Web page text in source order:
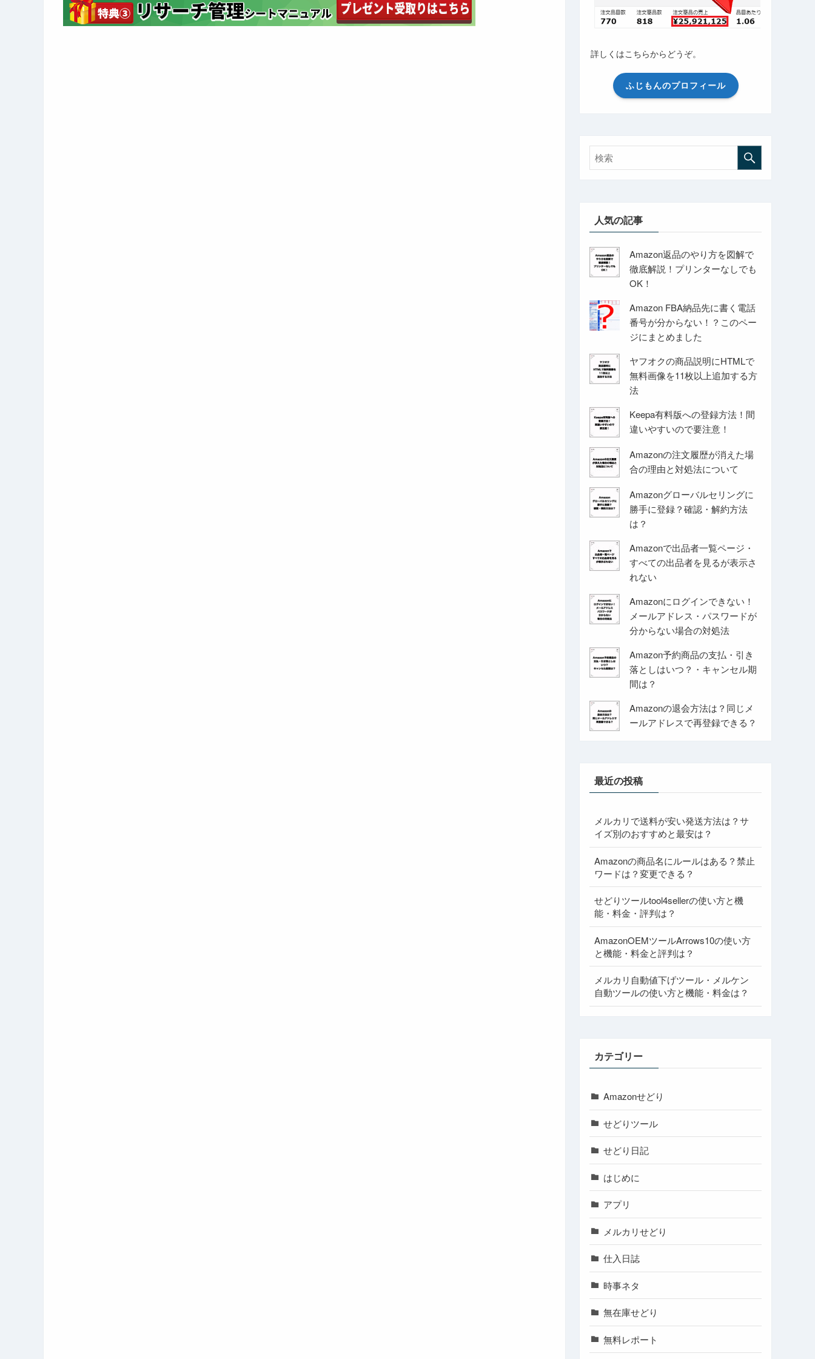
詳しくはこちらからどうぞ。
ふじもんのプロフィール
人気の記事
Amazon返品のやり方を図解で
徹底解説！プリンターなしでも
OK！
Amazon FBA納品先に書く電話
番号が分からない！？このペー
ジにまとめました
ヤフオクの商品説明にHTMLで
無料画像を11枚以上追加する方
法
Keepa有料版への登録方法！間
違いやすいので要注意！
Amazonの注文履歴が消えた場
合の理由と対処法について
Amazonグローバルセリングに
勝手に登録？確認・解約方法
は？
Amazonで出品者一覧ページ・
すべての出品者を見るが表示さ
れない
Amazonにログインできない！
メールアドレス・パスワードが
分からない場合の対処法
Amazon予約商品の支払・引き
落としはいつ？・キャンセル期
間は？
Amazonの退会方法は？同じメ
ールアドレスで再登録できる？
最近の投稿
メルカリで送料が安い発送方法は？サ
イズ別のおすすめと最安は？
Amazonの商品名にルールはある？禁止
ワードは？変更できる？
せどりツールtool4sellerの使い方と機
能・料金・評判は？
AmazonOEMツールArrows10の使い方
と機能・料金と評判は？
メルカリ自動値下げツール・メルケン
自動ツールの使い方と機能・料金は？
カテゴリー
Amazonせどり
せどりツール
せどり日記
はじめに
アプリ
メルカリせどり
仕入日誌
時事ネタ
無在庫せどり
無料レポート